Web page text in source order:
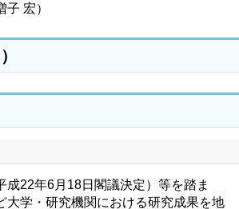
宏）
22年6月18日閣議決定）等を踏ま
大学・研究機関における研究成果を地